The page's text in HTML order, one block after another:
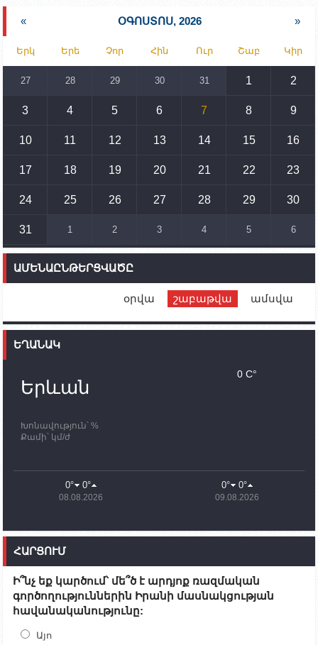
Իրանը կողմ է տարածաշրջանի համար շահավետ
տրանսպորտային հաղորդակցությունների
զարգացմանը, սակայն ոչ՝ միջազգային
սահմանների փոփոխությանը
15:10 02.10.2023
սպառնալիքները կասեցնելու համար. իսպանացի
պատգամավորը Գորիսում է
14:54 02.10.2023
տեղակայված հայկական դիրքերի անձնակազմի
համար սնունդ տեղափոխող մեքենայի
ունեն. կիպրոսցի խորհրդարանականը՝ Ալեն
Ֆրանսիայի ԱԳ նախարարը կայցելի Հայաստան
պատասխանատուներ կմնան ԼՂ-ում՝ մինչև
որոնողափրկարարական աշխատանքների
11:03
ՄԱԿ-ի առաքելությունը շատ, շատ, շատ օգտակար
Ադրբեջանի փոխվարչապետն այսօր կմեկնի
Ստեփանակերտ
10:07 02.10.2023
09:38 02.10.2023
Խումբն Արցախում կմնա` մինչև զոհվածների
աճյունների ու անհետ կորածների
« ՕԳՈՍՏՈՍ, 2026 »
Երկ Երե Չոր Հին Ուր Շաբ Կիր
27 28 29 30 31 1 2
3 4 5 6 7 8 9
10 11 12 13 14 15 16
17 18 19 20 21 22 23
24 25 26 27 28 29 30
31 1 2 3 4 5 6
ԱՄԵՆԱԸՆԹԵՐՑՎԱԾԸ
օրվա շաբաթվա ամսվա
ԵՂԱՆԱԿ
Երևան
Խոնավություն՝ %
Քամի՝ կմ/ժ
0 C°
0° 0°
08.08.2026
0° 0°
09.08.2026
ՀԱՐՑՈՒՄ
Ի՞նչ եք կարծում՝ մե՞ծ է արդյոք ռազմական
գործողություններին Իրանի մասնակցության
հավանականությունը:
Այո